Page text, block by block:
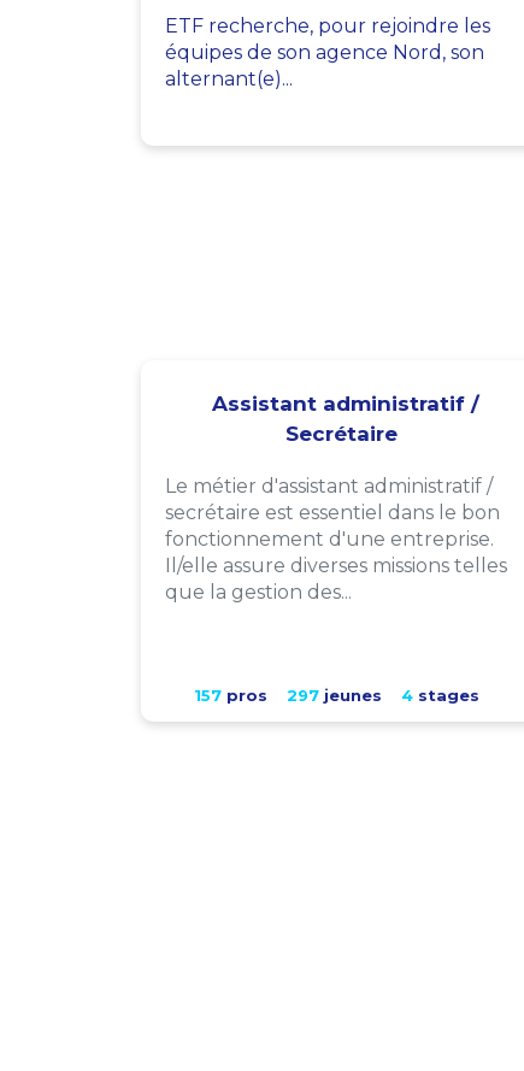
ETF recherche, pour rejoindre les
équipes de son agence Nord, son
alternant(e)...
Assistant administratif /
Secrétaire
Le métier d'assistant administratif /
secrétaire est essentiel dans le bon
fonctionnement d'une entreprise.
Il/elle assure diverses missions telles
que la gestion des...
157pros 297jeunes 4stages